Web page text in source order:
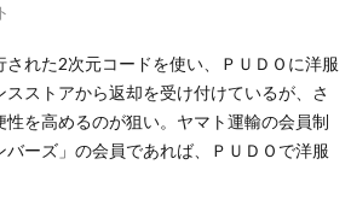
れた2次元コードを使い、ＰＵＤＯに洋服
ストアから返却を受け付けているが、さ
性を高めるのが狙い。ヤマト運輸の会員制
ーズ」の会員であれば、ＰＵＤＯで洋服